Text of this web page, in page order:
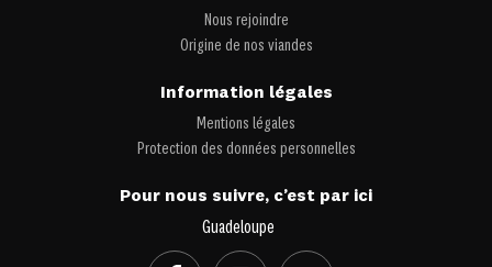
Nous rejoindre
Origine de nos viandes
Information légales
Mentions légales
Protection des données personnelles
Pour nous suivre, c’est par ici
Guadeloupe